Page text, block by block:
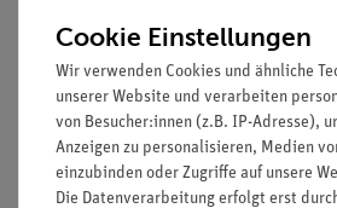
der Radium-Zerfallsreihe
Spitzen des Spektrum auf
bestimmt.
Lernziel:
Zerfallsreihe
Cookie Einstellungen
Wir verwenden Cookies und ähnliche
unserer Website und verarbeiten
von Besucher:innen (z.B. IP-Adresse),
Anzeigen zu personalisieren, Medien
einzubinden oder Zugriffe auf unsere
Die Datenverarbeitung erfolgt erst